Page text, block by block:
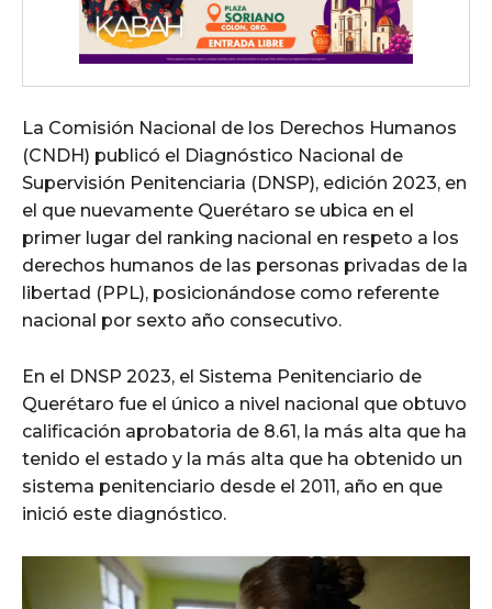
La Comisión Nacional de los Derechos Humanos
(CNDH) publicó el Diagnóstico Nacional de
Supervisión Penitenciaria (DNSP), edición 2023, en
el que nuevamente Querétaro se ubica en el
primer lugar del ranking nacional en respeto a los
derechos humanos de las personas privadas de la
libertad (PPL), posicionándose como referente
nacional por sexto año consecutivo.
En el DNSP 2023, el Sistema Penitenciario de
Querétaro fue el único a nivel nacional que obtuvo
calificación aprobatoria de 8.61, la más alta que ha
tenido el estado y la más alta que ha obtenido un
sistema penitenciario desde el 2011, año en que
inició este diagnóstico.